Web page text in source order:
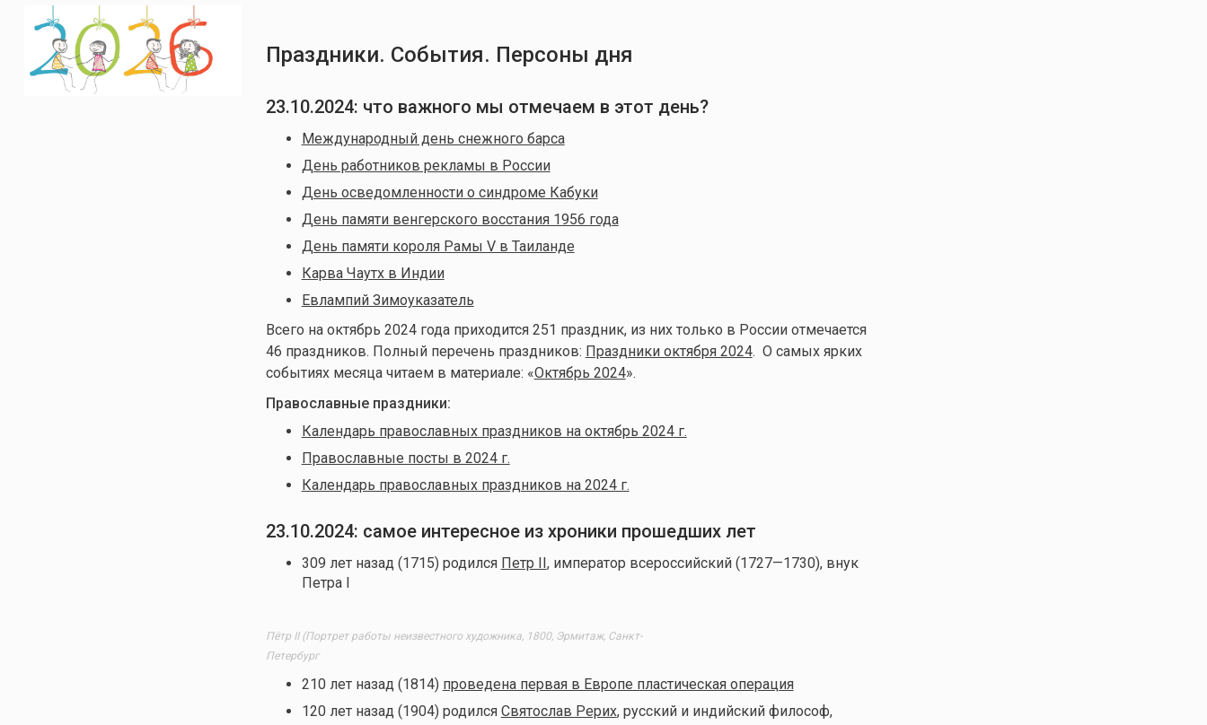
Праздники. События. Персоны дня
23.10.2024: что важного мы отмечаем в этот день?
Международный день снежного барса
День работников рекламы в России
День осведомленности о синдроме Кабуки
День памяти венгерского восстания 1956 года
День памяти короля Рамы V в Таиланде
Карва Чаутх в Индии
Евлампий Зимоуказатель
Всего на октябрь 2024 года приходится 251 праздник, из них только в России отмечается
46 праздников. Полный перечень праздников: Праздники октября 2024. О самых ярких
событиях месяца читаем в материале: «Октябрь 2024».
Православные праздники:
Календарь православных праздников на октябрь 2024 г.
Православные посты в 2024 г.
Календарь православных праздников на 2024 г.
23.10.2024: самое интересное из хроники прошедших лет
309 лет назад (1715) родился Петр II, император всероссийский (1727—1730), внук
Петра I
Пётр II (Портрет работы неизвестного художника, 1800, Эрмитаж, Санкт-
Петербург
210 лет назад (1814) проведена первая в Европе пластическая операция
120 лет назад (1904) родился Святослав Рерих, русский и индийский философ,